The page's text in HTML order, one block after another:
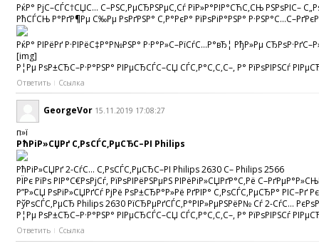
РќР° РјС–СЃС†СЏС… С–РЅС‚РµСЂРЅРµС‚Сѓ РїР»Р°РІР°СЋС‚СЊ РЅРѕРІС–
РћСЃСЊ Р°РґР¶Рµ С‰Рµ РѕРґРЅР° С‚Р°РєР° РїРѕРіР°РЅР°
РќР° РІРёРґ Р·РІРёС‡Р°Р№РЅР° Р·Р°Р»С–РїСѓС…Р°вЂ¦ РђР»Рµ
[img]
Р¦Рµ РѕР±СЂС–Р·Р°РЅР° РІРµСЂСЃС–СЏ СЃС‚Р°С‚С‚С–, Р° РїРѕРІРЅСѓ
Ответить Ссылка
GeorgeVor 15.11.2019 17:08:27
п»ї
РћРіР»СЏРґ С‚РѕСЃС‚РµСЂС–РІ Philips
РћРіР»СЏРґ 2-СѓС… С‚РѕСЃС‚РµСЂС–РІ Philips 2630 С– Philips 2566
РЇРє РїРѕ РІР°С€РѕРјСѓ, РїРѕРІРёРЅРµРЅ РІРёРіР»СЏРґР°С‚Рё
Р”Р»СЏ РѕРіР»СЏРґСѓ РјРё РѕР±СЂР°Р»Рё РґРІР° С‚РѕСЃС‚РµСЂР° РІС–Рґ
РўРѕСЃС‚РµСЂ Philips 2630 РїСЂРµРґСЃС‚Р°РІР»РµРЅРёР№ Сѓ 2-СѓС…
Р¦Рµ РѕР±СЂС–Р·Р°РЅР° РІРµСЂСЃС–СЏ СЃС‚Р°С‚С‚С–, Р° РїРѕРІРЅСѓ
Ответить Ссылка